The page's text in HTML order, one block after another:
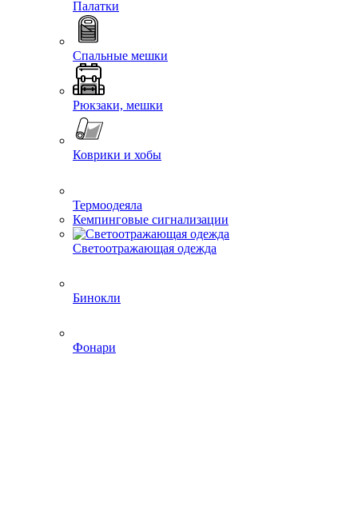
Палатки
Спальные мешки
Рюкзаки, мешки
Коврики и хобы
Термоодеяла
Кемпинговые сигнализации
Светоотражающая одежда
Бинокли
Фонари